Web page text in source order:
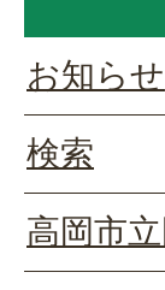
お知らせ
検索
高岡市